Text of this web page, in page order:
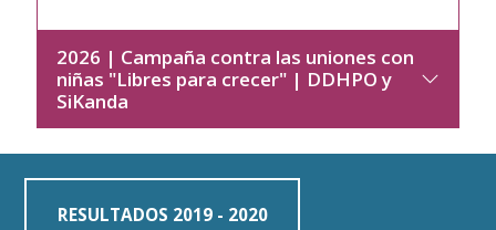
2026 | Campaña contra las uniones con
niñas "Libres para crecer" | DDHPO y
SiKanda
RESULTADOS 2019 - 2020